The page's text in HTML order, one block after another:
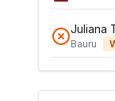
Juliana
Bauru